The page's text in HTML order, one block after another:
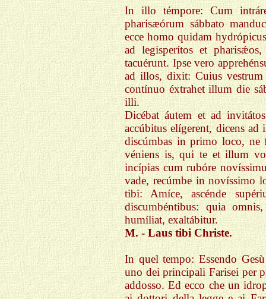
In illo témpore: Cum
pharisæórum sábbato
ecce homo quidam
ad legisperítos et
tacuérunt. Ipse vero
ad illos, dixit: Cuius
contínuo éxtrahet illum die
illi.
Dicébat áutem et ad
accúbitus elígerent, dicens
discúmbas in primo loco,
véniens is, qui te et illum
incípias cum rubóre
vade, recúmbe in novíssimo
tibi: Amíce, ascénde
discumbéntibus: quia
humíliat, exaltábitur.
M. - Laus tibi Christe.
In quel tempo: Essendo
uno dei principali Farisei per
addosso. Ed ecco che un